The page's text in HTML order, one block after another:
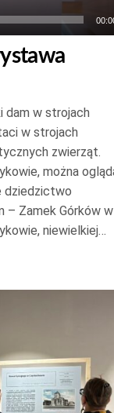
dam w strojach
w strojach
zwierząt.
można
dziedzictwo
– Zamek Górków w
niewielkiej…